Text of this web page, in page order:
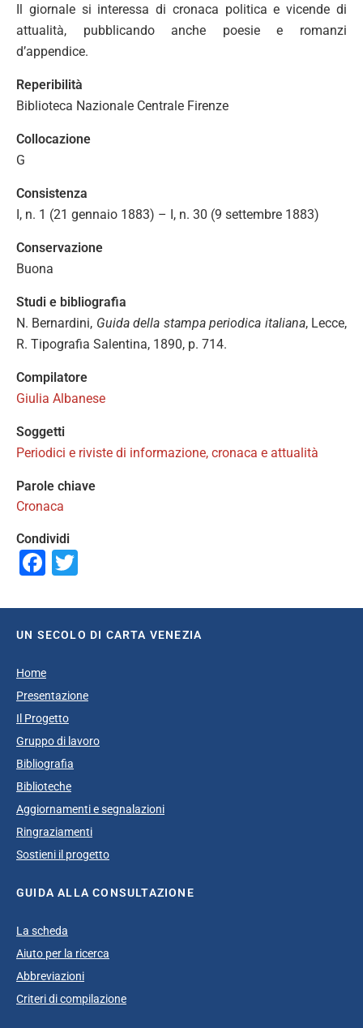
Il giornale si interessa di cronaca politica e vicende di
attualità, pubblicando anche poesie e romanzi
d’appendice.
Reperibilità
Biblioteca Nazionale Centrale Firenze
Collocazione
G
Consistenza
I, n. 1 (21 gennaio 1883) – I, n. 30 (9 settembre 1883)
Conservazione
Buona
Studi e bibliografia
N. Bernardini, Guida della stampa periodica italiana, Lecce,
R. Tipografia Salentina, 1890, p. 714.
Compilatore
Giulia Albanese
Soggetti
Periodici e riviste di informazione, cronaca e attualità
Parole chiave
Cronaca
Condividi
Facebook
UN SECOLO DI CARTA VENEZIA
Home
Presentazione
Il Progetto
Gruppo di lavoro
Bibliografia
Biblioteche
Aggiornamenti e segnalazioni
Ringraziamenti
Sostieni il progetto
GUIDA ALLA CONSULTAZIONE
La scheda
Aiuto per la ricerca
Abbreviazioni
Criteri di compilazione